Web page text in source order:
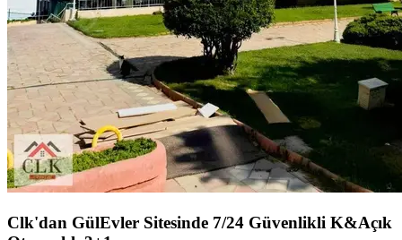
Clk'dan GülEvler Sitesinde 7/24 Güvenlikli K&Açık